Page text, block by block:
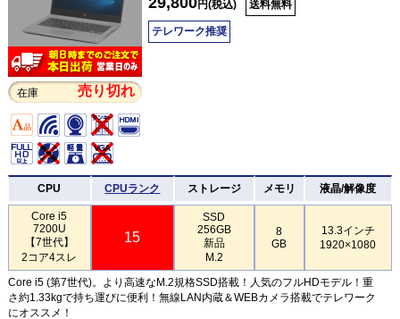
在庫 売り切れ
円(税込) 送料無料
テレワーク推奨
CPU CPUランク ストレージ メモリ 液晶/解像度
Core i5
7200U
【7世代】
2コア4スレ
15
SSD
256GB
新品
M.2
8
GB
13.3インチ
1920×1080
Core i5 (第7世代)。より高速なM.2規格SSD搭載！人気のフルHDモデル！重
さ約1.33kgで持ち運びに便利！無線LAN内蔵＆WEBカメラ搭載でテレワーク
にオススメ！